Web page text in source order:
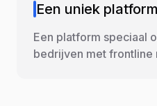
Een uniek platform
Een platform speciaal
bedrijven met frontline